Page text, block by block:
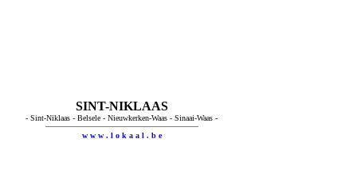
SINT-NIKLAAS
- Sint-Niklaas - Belsele - Nieuwkerken-Waas - Sinaai-Waas -
w w w . l o k a a l . b e